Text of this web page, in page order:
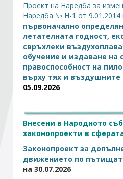
Проект на Наредба за
Наредба № H-1 от 9.01.2014
първоначално
летателната годност,
свръхлеки
обучение и издаване на
правоспособност на
върху тях и въздушните
05.09.2026
Внесени в Народното
законопроекти в
Законопроект за
движението по
на 30.07.2026